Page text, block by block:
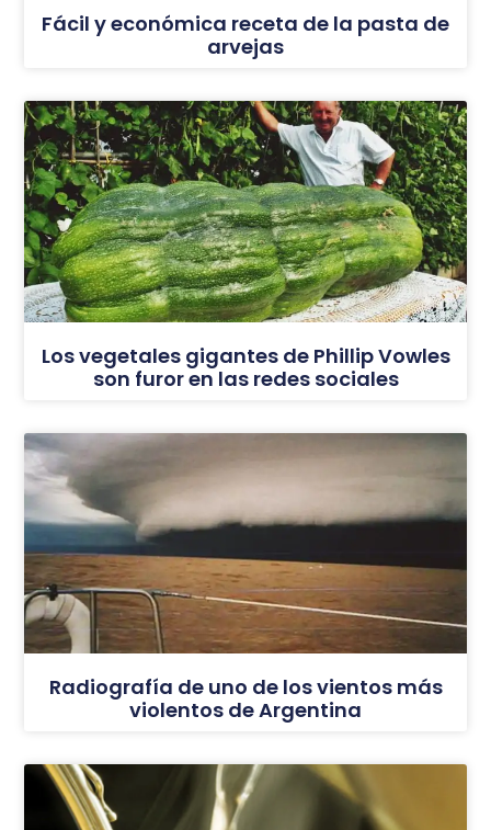
Fácil y económica receta de la pasta de
arvejas
Los vegetales gigantes de Phillip Vowles
son furor en las redes sociales
Radiografía de uno de los vientos más
violentos de Argentina